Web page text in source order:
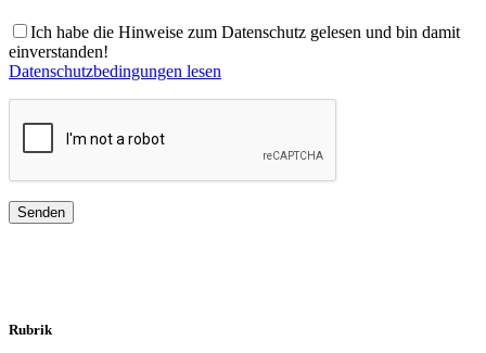
Ich habe die Hinweise zum Datenschutz gelesen und bin damit
einverstanden!
Datenschutzbedingungen lesen
Rubrik